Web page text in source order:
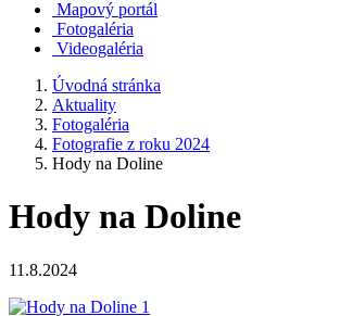
Mapový portál
Fotogaléria
Videogaléria
Úvodná stránka
Aktuality
Fotogaléria
Fotografie z roku 2024
Hody na Doline
Hody na Doline
11.8.2024